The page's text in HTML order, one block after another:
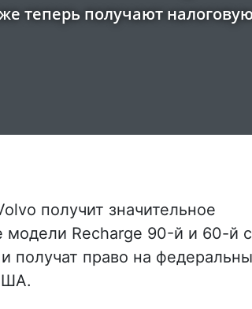
теперь получают
получит значительное
модели Recharge 90-й и 60-й
получат право на